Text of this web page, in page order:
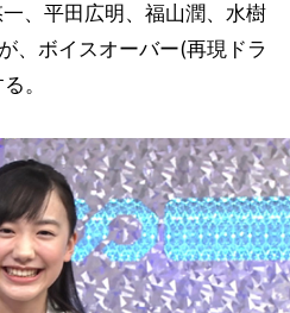
、平田広明、福山潤、水樹
、ボイスオーバー(再現ドラ
。